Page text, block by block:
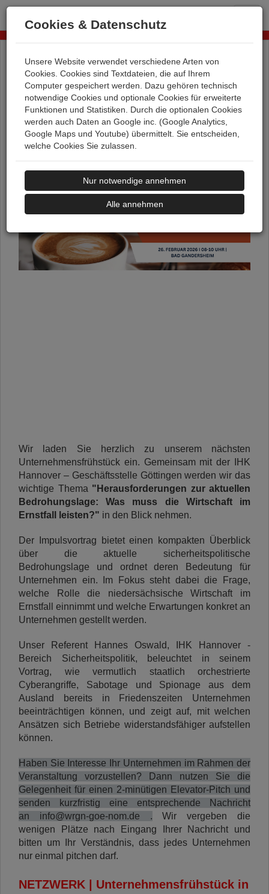
t
EINLADUNG ZUR
VERANSTALTUNG
NETZWERK |
Unternehmensfrühstück in Bad
Gandersheim
Wir laden Sie herzlich zu unserem nächsten
Unternehmensfrühstück ein. Gemeinsam mit der IHK
Hannover – Geschäftsstelle Göttingen werden wir das
wichtige Thema "Herausforderungen zur aktuellen
Bedrohungslage: Was muss die Wirtschaft im
Ernstfall leisten?" in den Blick nehmen.
Der Impulsvortrag bietet einen kompakten Überblick
über die aktuelle sicherheitspolitische
Bedrohungslage und ordnet deren Bedeutung für
Unternehmen ein. Im Fokus steht dabei die Frage,
welche Rolle die niedersächsische Wirtschaft im
Ernstfall einnimmt und welche Erwartungen konkret an
Unternehmen gestellt werden.
Unser Referent Hannes Oswald, IHK Hannover -
Bereich Sicherheitspolitik, beleuchtet in seinem
Vortrag, wie vermutlich staatlich orchestrierte
Cyberangriffe, Sabotage und Spionage aus dem
Ausland bereits in Friedenszeiten Unternehmen
beeinträchtigen können, und zeigt auf, mit welchen
Ansätzen sich Betriebe widerstandsfähiger aufstellen
können.
Haben Sie Interesse Ihr Unternehmen im Rahmen der
Veranstaltung vorzustellen? Dann nutzen Sie die
Gelegenheit für einen 2-minütigen Elevator-Pitch und
senden kurzfristig eine entsprechende Nachricht
an info@wrgn-goe-nom.de . Wir vergeben die
wenigen Plätze nach Eingang Ihrer Nachricht und
bitten um Ihr Verständnis, dass jedes Unternehmen
nur einmal pitchen darf.
NETZWERK | Unternehmensfrühstück in
Cookies & Datenschutz
Unsere Website verwendet verschiedene Arten von
Cookies. Cookies sind Textdateien, die auf Ihrem
Computer gespeichert werden. Dazu gehören technisch
notwendige Cookies und optionale Cookies für erweiterte
Funktionen und Statistiken. Durch die optionalen Cookies
werden auch Daten an Google inc. (Google Analytics,
Google Maps und Youtube) übermittelt. Sie entscheiden,
welche Cookies Sie zulassen.
Nur notwendige annehmen
Alle annehmen